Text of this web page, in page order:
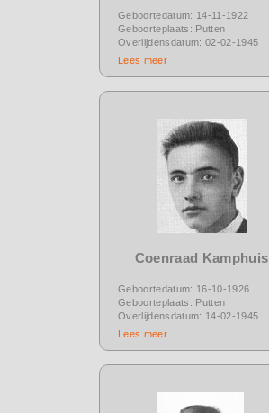
Geboortedatum: 14-11-1922
Geboorteplaats: Putten
Overlijdensdatum: 02-02-1945
Lees meer
Coenraad Kamphuis
Geboortedatum: 16-10-1926
Geboorteplaats: Putten
Overlijdensdatum: 14-02-1945
Lees meer